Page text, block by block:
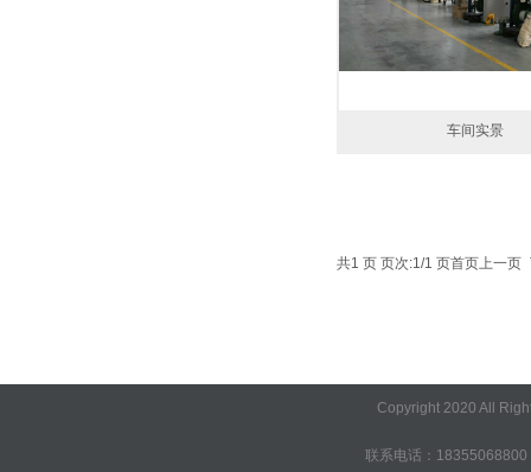
车间实景
共1 页 页次:1/1 页首页上一页
Copyright 2020 All
联系电话：